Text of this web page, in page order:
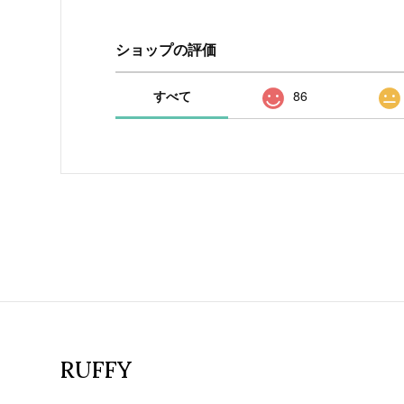
ショップの評価
すべて 86
RUFFY